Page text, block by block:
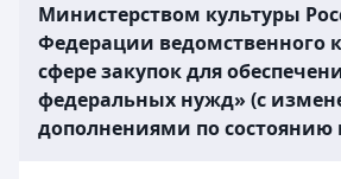
Министерством культуры
Федерации ведомственного
сфере закупок для
федеральных нужд» (с
дополнениями по состоянию